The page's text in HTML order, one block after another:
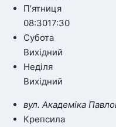
Пʼятниця
08:3017:30
Субота
Вихідний
Неділя
Вихідний
вул. Академіка
Крепсила